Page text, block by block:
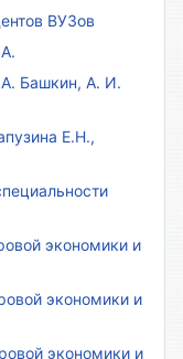
ВУЗов
Башкин, А. И.
Е.Н.,
экономики и
экономики и
экономики и